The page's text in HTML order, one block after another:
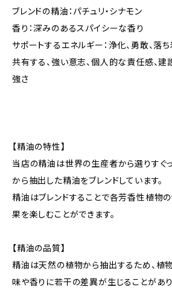
ブレンドの精油：パチュリ・シナモン
香り：深みのあるスパイシーな香り
サポートするエネルギー：浄化、勇敢、落ち
共有する、強い意志、個人的な責任感、
強さ
【精油の特性】
当店の精油は世界の生産者から選りすぐ
から抽出した精油をブレンドしています。
精油はブレンドすることで各芳香性植物
果を楽しむことができます。
【精油の品質】
精油は天然の植物から抽出するため、植
味や香りに若干の差異が生じることがあ